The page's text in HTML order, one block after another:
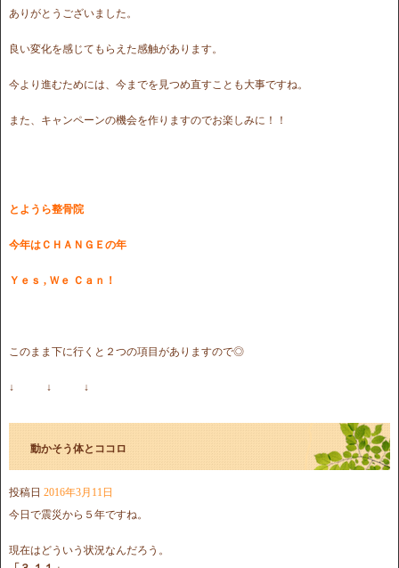
ありがとうございました。
良い変化を感じてもらえた感触があります。
今より進むためには、今までを見つめ直すことも大事ですね。
また、キャンペーンの機会を作りますのでお楽しみに！！
とようら整骨院
今年はＣＨＡＮＧＥの年
Ｙｅｓ , Ｗｅ Ｃａｎ！
このまま下に行くと２つの項目がありますので◎
↓ ↓ ↓
動かそう体とココロ
投稿日 2016年3月11日
今日で震災から５年ですね。
現在はどういう状況なんだろう。